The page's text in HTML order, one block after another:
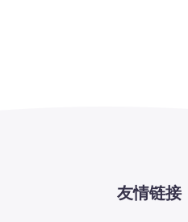
友情链接